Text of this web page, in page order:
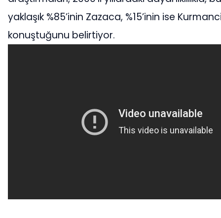
yaklaşık %85’inin Zazaca, %15’inin ise
konuştuğunu belirtiyor.